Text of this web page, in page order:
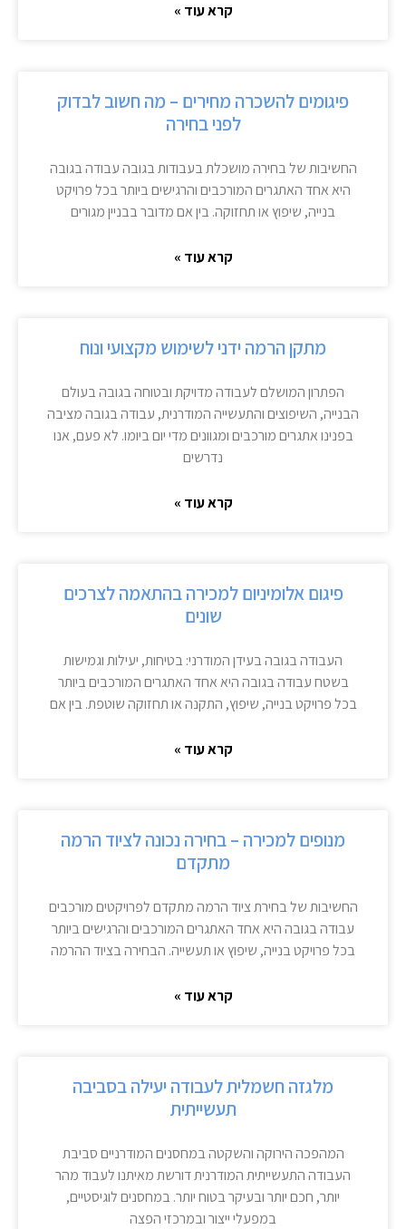
קרא עוד »
פיגומים להשכרה מחירים – מה חשוב לבדוק
לפני בחירה
החשיבות של בחירה מושכלת בעבודות בגובה עבודה בגובה
היא אחד האתגרים המורכבים והרגישים ביותר בכל פרויקט
בנייה, שיפוץ או תחזוקה. בין אם מדובר בבניין מגורים
קרא עוד »
מתקן הרמה ידני לשימוש מקצועי ונוח
הפתרון המושלם לעבודה מדויקת ובטוחה בגובה בעולם
הבנייה, השיפוצים והתעשייה המודרנית, עבודה בגובה מציבה
בפנינו אתגרים מורכבים ומגוונים מדי יום ביומו. לא פעם, אנו
נדרשים
קרא עוד »
פיגום אלומיניום למכירה בהתאמה לצרכים
שונים
העבודה בגובה בעידן המודרני: בטיחות, יעילות וגמישות
בשטח עבודה בגובה היא אחד האתגרים המורכבים ביותר
בכל פרויקט בנייה, שיפוץ, התקנה או תחזוקה שוטפת. בין אם
קרא עוד »
מנופים למכירה – בחירה נכונה לציוד הרמה
מתקדם
החשיבות של בחירת ציוד הרמה מתקדם לפרויקטים מורכבים
עבודה בגובה היא אחד האתגרים המורכבים והרגישים ביותר
בכל פרויקט בנייה, שיפוץ או תעשייה. הבחירה בציוד ההרמה
קרא עוד »
מלגזה חשמלית לעבודה יעילה בסביבה
תעשייתית
המהפכה הירוקה והשקטה במחסנים המודרניים סביבת
העבודה התעשייתית המודרנית דורשת מאיתנו לעבוד מהר
יותר, חכם יותר ובעיקר בטוח יותר. במחסנים לוגיסטיים,
במפעלי ייצור ובמרכזי הפצה